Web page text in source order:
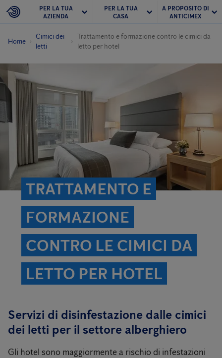
PER LA TUA
AZIENDA
PER LA TUA
CASA
A PROPOSITO DI
ANTICIMEX
Home
Cimici dei
letti
Trattamento e formazione contro le cimici da
letto per hotel
TRATTAMENTO E
FORMAZIONE
CONTRO LE CIMICI DA
LETTO PER HOTEL
Servizi di disinfestazione dalle cimici
dei letti per il settore alberghiero
Gli hotel sono maggiormente a rischio di infestazioni